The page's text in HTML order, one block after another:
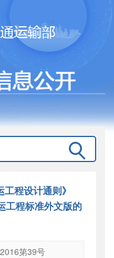
程设计通则》
工程标准外文版的
第39号